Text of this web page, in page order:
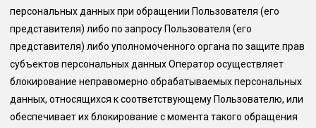
персональных данных при обращении Пользователя (его
представителя) либо по запросу Пользователя (его
представителя) либо уполномоченного органа по защите прав
субъектов персональных данных Оператор осуществляет
блокирование неправомерно обрабатываемых персональных
данных, относящихся к соответствующему Пользователю, или
обеспечивает их блокирование с момента такого обращения